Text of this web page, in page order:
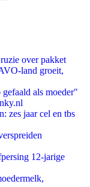
over pakket
land groeit,
als moeder"
zes jaar cel en tbs
12-jarige